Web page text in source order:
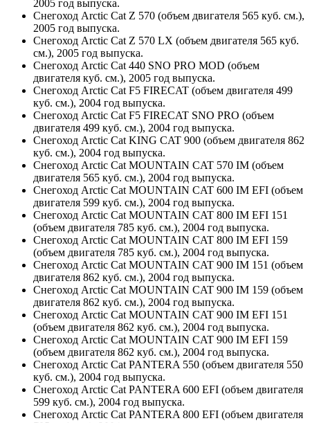
2005 год выпуска.
Снегоход Arctic Cat Z 570 (объем двигателя 565 куб. см.),
2005 год выпуска.
Снегоход Arctic Cat Z 570 LX (объем двигателя 565 куб.
см.), 2005 год выпуска.
Снегоход Arctic Cat 440 SNO PRO MOD (объем
двигателя куб. см.), 2005 год выпуска.
Снегоход Arctic Cat F5 FIRECAT (объем двигателя 499
куб. см.), 2004 год выпуска.
Снегоход Arctic Cat F5 FIRECAT SNO PRO (объем
двигателя 499 куб. см.), 2004 год выпуска.
Снегоход Arctic Cat KING CAT 900 (объем двигателя 862
куб. см.), 2004 год выпуска.
Снегоход Arctic Cat MOUNTAIN CAT 570 IM (объем
двигателя 565 куб. см.), 2004 год выпуска.
Снегоход Arctic Cat MOUNTAIN CAT 600 IM EFI (объем
двигателя 599 куб. см.), 2004 год выпуска.
Снегоход Arctic Cat MOUNTAIN CAT 800 IM EFI 151
(объем двигателя 785 куб. см.), 2004 год выпуска.
Снегоход Arctic Cat MOUNTAIN CAT 800 IM EFI 159
(объем двигателя 785 куб. см.), 2004 год выпуска.
Снегоход Arctic Cat MOUNTAIN CAT 900 IM 151 (объем
двигателя 862 куб. см.), 2004 год выпуска.
Снегоход Arctic Cat MOUNTAIN CAT 900 IM 159 (объем
двигателя 862 куб. см.), 2004 год выпуска.
Снегоход Arctic Cat MOUNTAIN CAT 900 IM EFI 151
(объем двигателя 862 куб. см.), 2004 год выпуска.
Снегоход Arctic Cat MOUNTAIN CAT 900 IM EFI 159
(объем двигателя 862 куб. см.), 2004 год выпуска.
Снегоход Arctic Cat PANTERA 550 (объем двигателя 550
куб. см.), 2004 год выпуска.
Снегоход Arctic Cat PANTERA 600 EFI (объем двигателя
599 куб. см.), 2004 год выпуска.
Снегоход Arctic Cat PANTERA 800 EFI (объем двигателя